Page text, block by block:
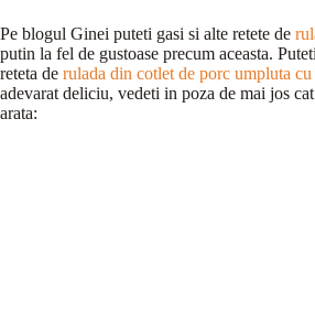
Pe blogul Ginei puteti gasi si alte retete de
putin la fel de gustoase precum aceasta.
reteta de rulada din cotlet de porc umpluta
adevarat deliciu, vedeti in poza de mai jos
arata: